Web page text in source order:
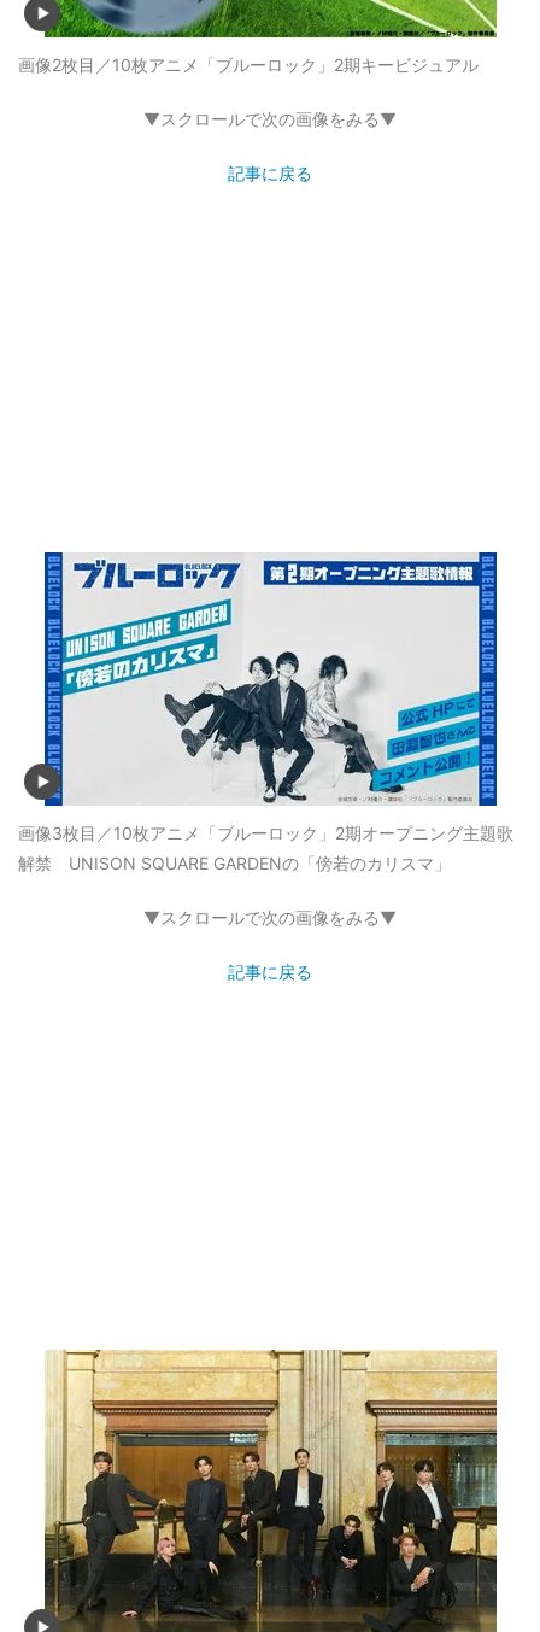
画像2枚目／10枚アニメ「ブルーロック」2期キービジュアル
▼スクロールで次の画像をみる▼
記事に戻る
画像3枚目／10枚アニメ「ブルーロック」2期オープニング主題歌
解禁 UNISON SQUARE GARDENの「傍若のカリスマ」
▼スクロールで次の画像をみる▼
記事に戻る